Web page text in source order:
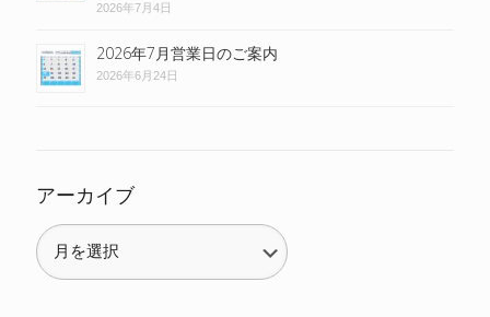
2026年7月4日
2026年7月営業日のご案内
2026年6月24日
アーカイブ